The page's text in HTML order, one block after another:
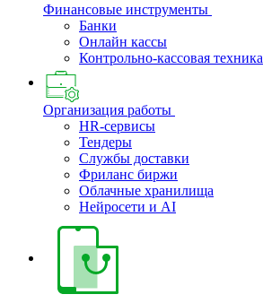
Финансовые инструменты
Банки
Онлайн кассы
Контрольно-кассовая техника
Организация работы
HR-сервисы
Тендеры
Службы доставки
Фриланс биржи
Облачные хранилища
Нейросети и AI